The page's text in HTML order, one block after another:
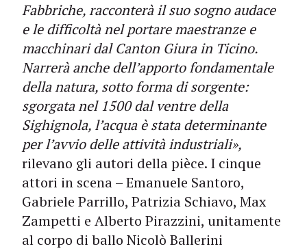
Fabbriche, racconterà il suo sogno audace
e le difficoltà nel portare maestranze e
macchinari dal Canton Giura in Ticino.
Narrerà anche dell’apporto fondamentale
della natura, sotto forma di sorgente:
sgorgata nel 1500 dal ventre della
Sighignola, l’acqua è stata determinante
per l’avvio delle attività industriali»,
rilevano gli autori della pièce. I cinque
attori in scena – Emanuele Santoro,
Gabriele Parrillo, Patrizia Schiavo, Max
Zampetti e Alberto Pirazzini, unitamente
al corpo di ballo Nicolò Ballerini